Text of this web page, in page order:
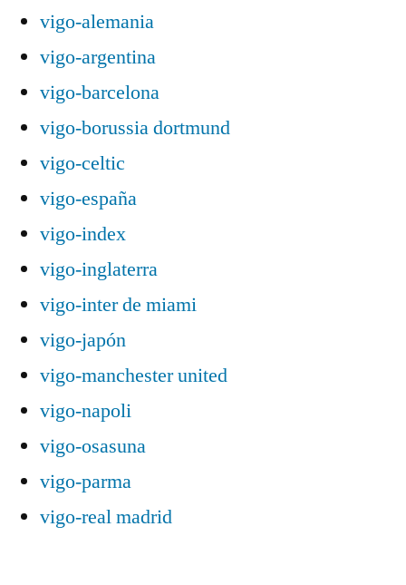
vigo-alemania
vigo-argentina
vigo-barcelona
vigo-borussia dortmund
vigo-celtic
vigo-españa
vigo-index
vigo-inglaterra
vigo-inter de miami
vigo-japón
vigo-manchester united
vigo-napoli
vigo-osasuna
vigo-parma
vigo-real madrid